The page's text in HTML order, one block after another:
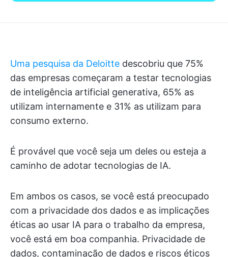
Uma pesquisa da Deloitte descobriu que 75%
das empresas começaram a testar tecnologias
de inteligência artificial generativa, 65% as
utilizam internamente e 31% as utilizam para
consumo externo.
É provável que você seja um deles ou esteja a
caminho de adotar tecnologias de IA.
Em ambos os casos, se você está preocupado
com a privacidade dos dados e as implicações
éticas ao usar IA para o trabalho da empresa,
você está em boa companhia. Privacidade de
dados, contaminação de dados e riscos éticos